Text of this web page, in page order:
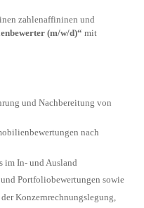
zahlenaffininen und
(m/w/d)“ mit
und Nachbereitung von
nach
im In- und Ausland
Portfoliobewertungen sowie
Konzernrechnungslegung,